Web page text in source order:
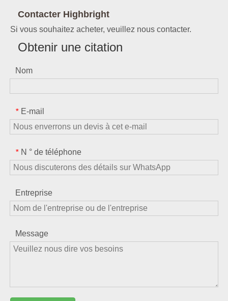
Contacter Highbright
Si vous souhaitez acheter, veuillez nous contacter.
Obtenir une citation
Nom
* E-mail
* N ° de téléphone
Entreprise
Message